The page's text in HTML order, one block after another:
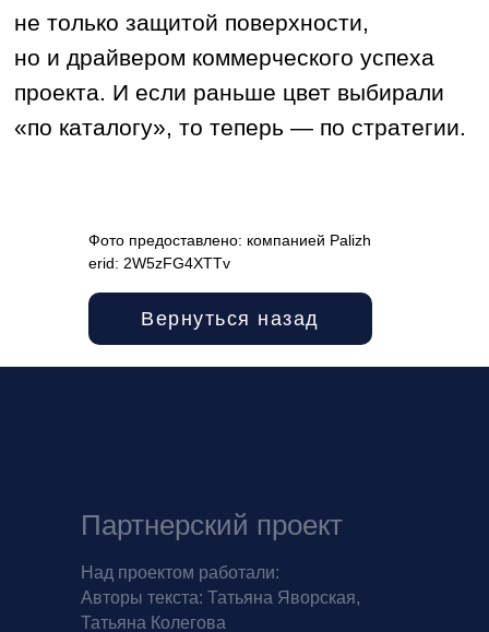
Вернуться назад
Фото предоставлено: компанией Palizh
erid: 2W5zFG4XTTv
Партнерский проект
Над проектом работали:
Авторы текста: Татьяна Яворская,
Татьяна Колегова